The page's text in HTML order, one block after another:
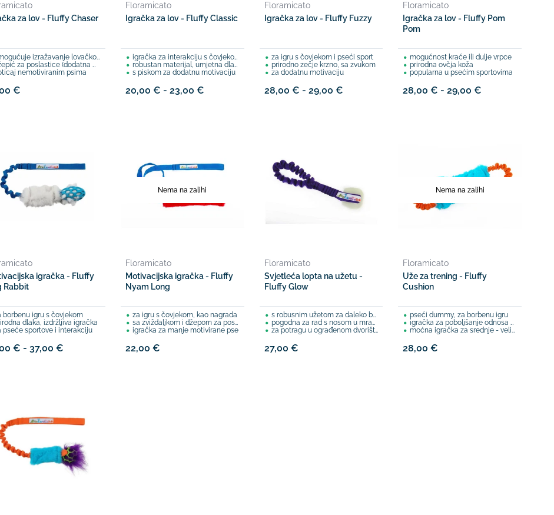
za lov - Fluffy Chaser
izražavanje lovačkog nagona
za poslastice (dodatna motivacija)
nemotiviranim psima
€
Floramicato
Igračka za lov - Fluffy Classic
igračka za interakciju s čovjekom
robustan materijal, umjetna dlaka pasa
s piskom za dodatnu motivaciju
20,00 € - 23,00 €
Floramicato
Igračka za lov - Fluffy Fuzzy
za igru s čovjekom i pseći sport
prirodno zečje krzno, sa zvukom
za dodatnu motivaciju
28,00 € - 29,00 €
Floramicato
Igračka za lov - Fluffy Pom
Pom
mogućnost kraće ili dulje vrpce
prirodna ovčja koža
popularna u psećim sportovima
28,00 € - 29,00 €
igračka - Fluffy
Rabbit
borbenu igru s čovjekom
dlaka, izdržljiva igračka
pseće sportove i interakciju
€ - 37,00 €
Nema na zalihi
Floramicato
Motivacijska igračka - Fluffy
Nyam Long
za igru s čovjekom, kao nagrada
sa zviždaljkom i džepom za poslastice
igračka za manje motivirane pse
22,00 €
Floramicato
Svjetleća lopta na užetu -
Fluffy Glow
s robusnim užetom za daleko bacanje
pogodna za rad s nosom u mraku
za potragu u ograđenom dvorištu
27,00 €
Nema na zalihi
Floramicato
Uže za trening - Fluffy
Cushion
pseći dummy, za borbenu igru
igračka za poboljšanje odnosa s čovjekom
moćna igračka za srednje - velike pse
28,00 €